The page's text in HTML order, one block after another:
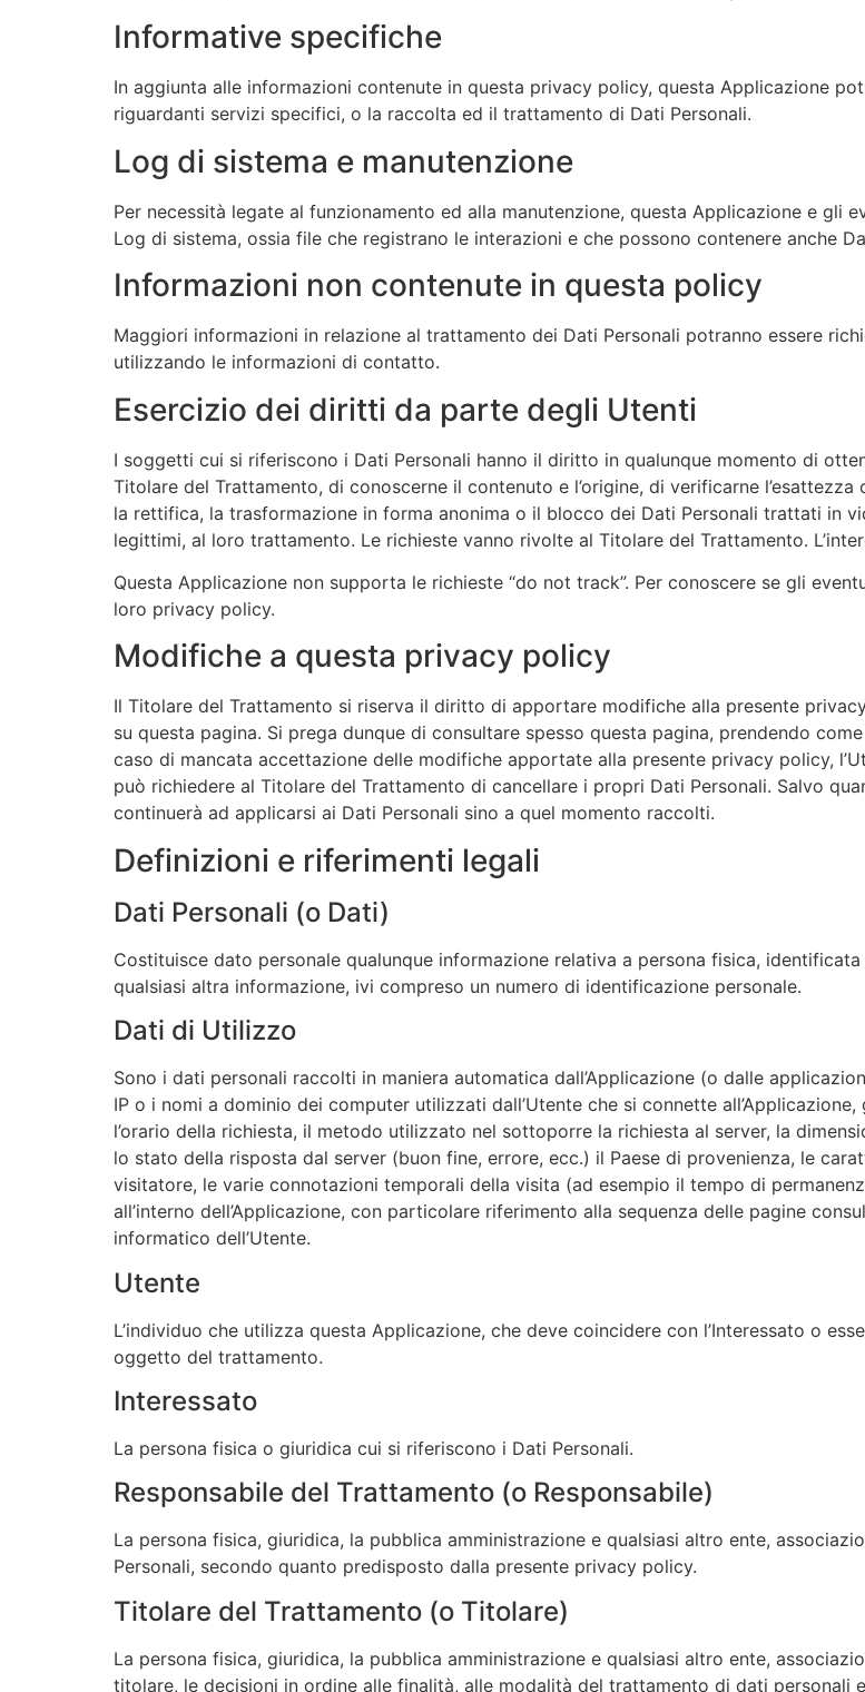
Informative specifiche
In aggiunta alle informazioni contenute in questa privacy policy, questa Applicazione
riguardanti servizi specifici, o la raccolta ed il trattamento di Dati Personali.
Log di sistema e manutenzione
Per necessità legate al funzionamento ed alla manutenzione, questa Applicazione e
Log di sistema, ossia file che registrano le interazioni e che possono contenere anche
Informazioni non contenute in questa policy
Maggiori informazioni in relazione al trattamento dei Dati Personali potranno essere
utilizzando le informazioni di contatto.
Esercizio dei diritti da parte degli Utenti
I soggetti cui si riferiscono i Dati Personali hanno il diritto in qualunque momento di
Titolare del Trattamento, di conoscerne il contenuto e l’origine, di verificarne l’esattezza
la rettifica, la trasformazione in forma anonima o il blocco dei Dati Personali trattati in
legittimi, al loro trattamento. Le richieste vanno rivolte al Titolare del Trattamento.
Questa Applicazione non supporta le richieste “do not track”. Per conoscere se gli
loro privacy policy.
Modifiche a questa privacy policy
Il Titolare del Trattamento si riserva il diritto di apportare modifiche alla presente
su questa pagina. Si prega dunque di consultare spesso questa pagina, prendendo
caso di mancata accettazione delle modifiche apportate alla presente privacy policy,
può richiedere al Titolare del Trattamento di cancellare i propri Dati Personali. Salvo
continuerà ad applicarsi ai Dati Personali sino a quel momento raccolti.
Definizioni e riferimenti legali
Dati Personali (o Dati)
Costituisce dato personale qualunque informazione relativa a persona fisica,
qualsiasi altra informazione, ivi compreso un numero di identificazione personale.
Dati di Utilizzo
Sono i dati personali raccolti in maniera automatica dall’Applicazione (o dalle
IP o i nomi a dominio dei computer utilizzati dall’Utente che si connette
l’orario della richiesta, il metodo utilizzato nel sottoporre la richiesta al server, la
lo stato della risposta dal server (buon fine, errore, ecc.) il Paese di provenienza, le
visitatore, le varie connotazioni temporali della visita (ad esempio il tempo di
all’interno dell’Applicazione, con particolare riferimento alla sequenza delle pagine
informatico dell’Utente.
Utente
L’individuo che utilizza questa Applicazione, che deve coincidere con l’Interessato o
oggetto del trattamento.
Interessato
La persona fisica o giuridica cui si riferiscono i Dati Personali.
Responsabile del Trattamento (o Responsabile)
La persona fisica, giuridica, la pubblica amministrazione e qualsiasi altro ente,
Personali, secondo quanto predisposto dalla presente privacy policy.
Titolare del Trattamento (o Titolare)
La persona fisica, giuridica, la pubblica amministrazione e qualsiasi altro ente,
titolare, le decisioni in ordine alle finalità, alle modalità del trattamento di dati